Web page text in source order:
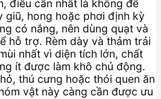
điều cần nhất là không để
giũ, hong hoặc phơi định kỳ
có nắng, nên dùng quạt và
hỗ trợ. Rèm dày và thảm trải
nhất vì diện tích lớn, chất
ít được làm khô chủ động.
thú cưng hoặc thói quen ăn
vật này càng cần được ưu